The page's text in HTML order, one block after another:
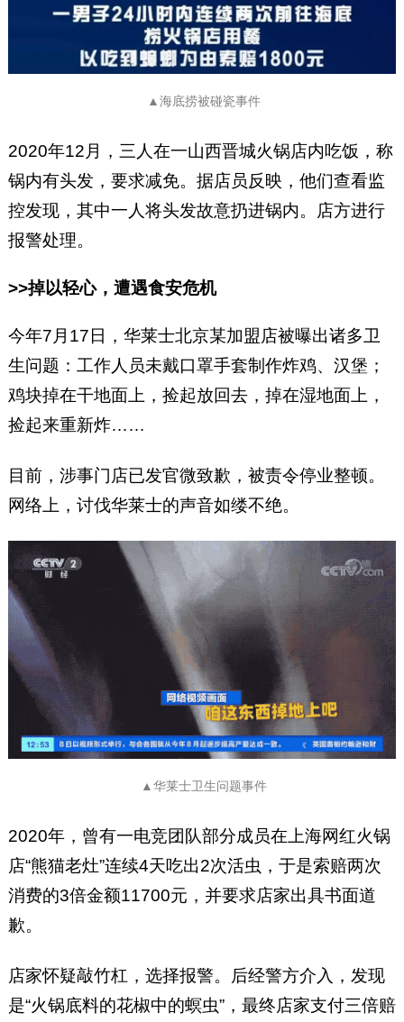
▲海底捞被碰瓷事件
2020年12月，三人在一山西晋城火锅店内吃饭，称
锅内有头发，要求减免。据店员反映，他们查看监
控发现，其中一人将头发故意扔进锅内。店方进行
报警处理。
>>掉以轻心，遭遇食安危机
今年7月17日，华莱士北京某加盟店被曝出诸多卫
生问题：工作人员未戴口罩手套制作炸鸡、汉堡；
鸡块掉在干地面上，捡起放回去，掉在湿地面上，
捡起来重新炸……
目前，涉事门店已发官微致歉，被责令停业整顿。
网络上，讨伐华莱士的声音如缕不绝。
▲华莱士卫生问题事件
2020年，曾有一电竞团队部分成员在上海网红火锅
店“熊猫老灶”连续4天吃出2次活虫，于是索赔两次
消费的3倍金额11700元，并要求店家出具书面道
歉。
店家怀疑敲竹杠，选择报警。后经警方介入，发现
是“火锅底料的花椒中的螟虫”，最终店家支付三倍赔